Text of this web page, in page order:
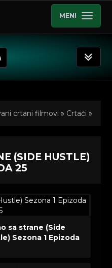
MENI
crtani filmovi » Crtaći »
filmovi
(SIDE HUSTLE)
25
sa strane (Side
Sezona 1 Epizoda